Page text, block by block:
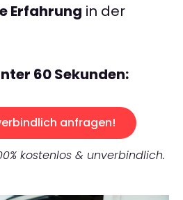
Erfahrung in der
60 Sekunden:
anfragen!
kostenlos & unverbindlich.